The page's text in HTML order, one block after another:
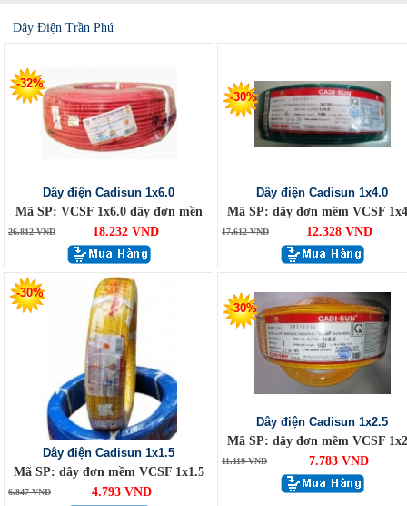
Dây Điện Trần Phú
-32%
Dây điện Cadisun 1x6.0
Mã SP: VCSF 1x6.0 dây đơn mền
26.812 VND 18.232 VND
-30%
Dây điện Cadisun 1x4.0
Mã SP: dây đơn mềm VCSF
17.612 VND 12.328 VND
-30%
Dây điện Cadisun 1x1.5
Mã SP: dây đơn mềm VCSF 1x1.5
6.847 VND 4.793 VND
-30%
Dây điện Cadisun 1x2.5
Mã SP: dây đơn mềm VCSF
11.119 VND 7.783 VND